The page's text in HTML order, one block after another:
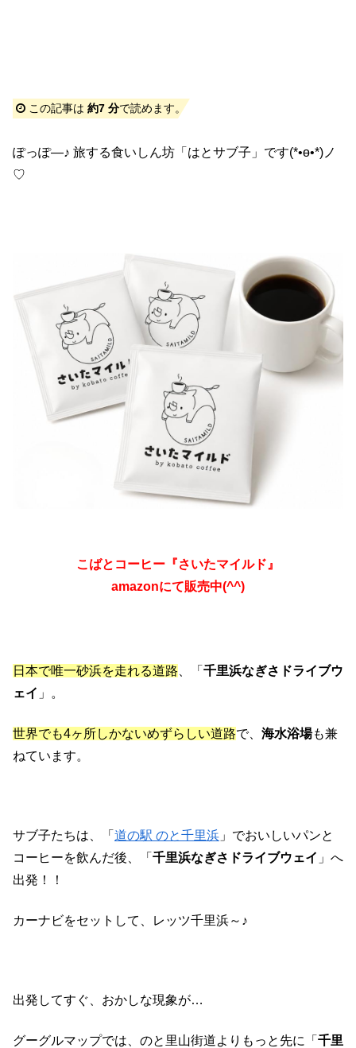
この記事は約7 分で読めます。
ぽっぽ―♪ 旅する食いしん坊「はとサブ子」です(*•ө•*)ノ
♡
こばとコーヒー『さいたマイルド』
amazonにて販売中(^^)
日本で唯一砂浜を走れる道路 、「 千里浜なぎさドライブウ
ェイ 」。
世界でも4ヶ所しかないめずらしい道路で、 海水浴場も兼
ねています。
サブ子たちは、「 道の駅 のと千里浜 」でおいしいパンと
コーヒーを飲んだ後、「 千里浜なぎさドライブウェイ 」へ
出発！！
カーナビをセットして、レッツ千里浜～♪
出発してすぐ、おかしな現象が…
グーグルマップでは、のと里山街道よりもっと先に「 千里